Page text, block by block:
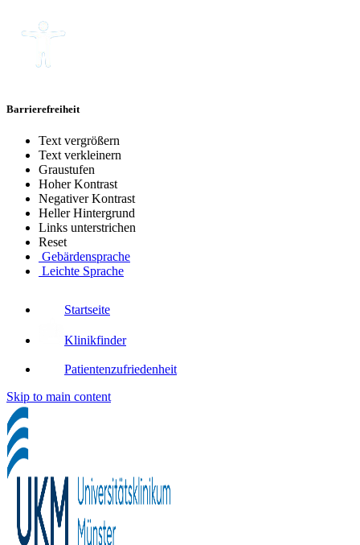
Barrierefreiheit
Text vergrößern
Text verkleinern
Graustufen
Hoher Kontrast
Negativer Kontrast
Heller Hintergrund
Links unterstrichen
Reset
Gebärdensprache
Leichte Sprache
Startseite
Klinikfinder
Patientenzufriedenheit
Skip to main content